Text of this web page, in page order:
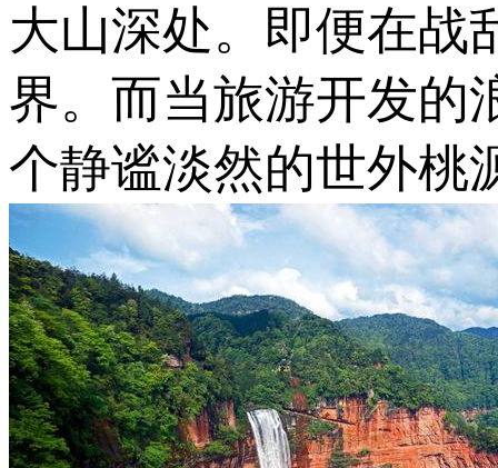
大山深处。即便在战
界。而当旅游开发的
个静谧淡然的世外桃